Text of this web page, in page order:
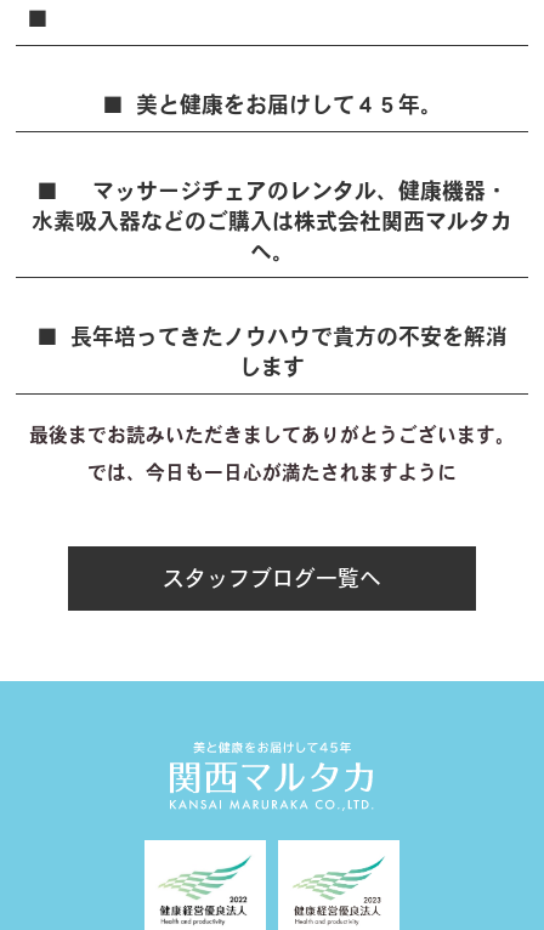
美と健康をお届けして４５年。
マッサージチェアのレンタル、健康機器・
水素吸入器などのご購入は株式会社関西マルタカ
へ。
長年培ってきたノウハウで貴方の不安を解消
します
最後までお読みいただきましてありがとうございます。
では、今日も一日心が満たされますように
スタッフブログ一覧へ